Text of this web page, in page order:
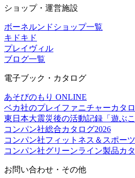
ショップ・運営施設
ボーネルンドショップ一覧
キドキド
プレイヴィル
ブログ一覧
電子ブック・カタログ
あそびのもり ONLINE
ベカ社のプレイファニチャーカタ
東日本大震災後の活動記録「遊ぶ
コンパン社総合カタログ2026
コンパン社フィットネス＆スポー
コンパン社グリーンライン製品カ
お問い合わせ・その他